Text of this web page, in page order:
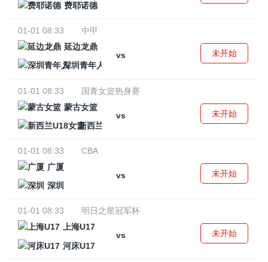
费耶诺德
01-01 08:33
中甲
延边龙鼎
vs
深圳青年人
未开始
01-01 08:33
国青女篮热身赛
蒙古女篮
vs
新西兰U18女篮
未开始
01-01 08:33
CBA
广厦
vs
深圳
未开始
01-01 08:33
明日之星冠军杯
上海U17
vs
河床U17
未开始